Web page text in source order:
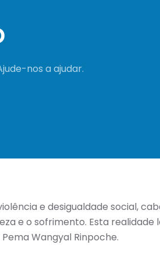
nos a ajudar.
e desigualdade social,
e o sofrimento. Esta
Wangyal Rinpoche.